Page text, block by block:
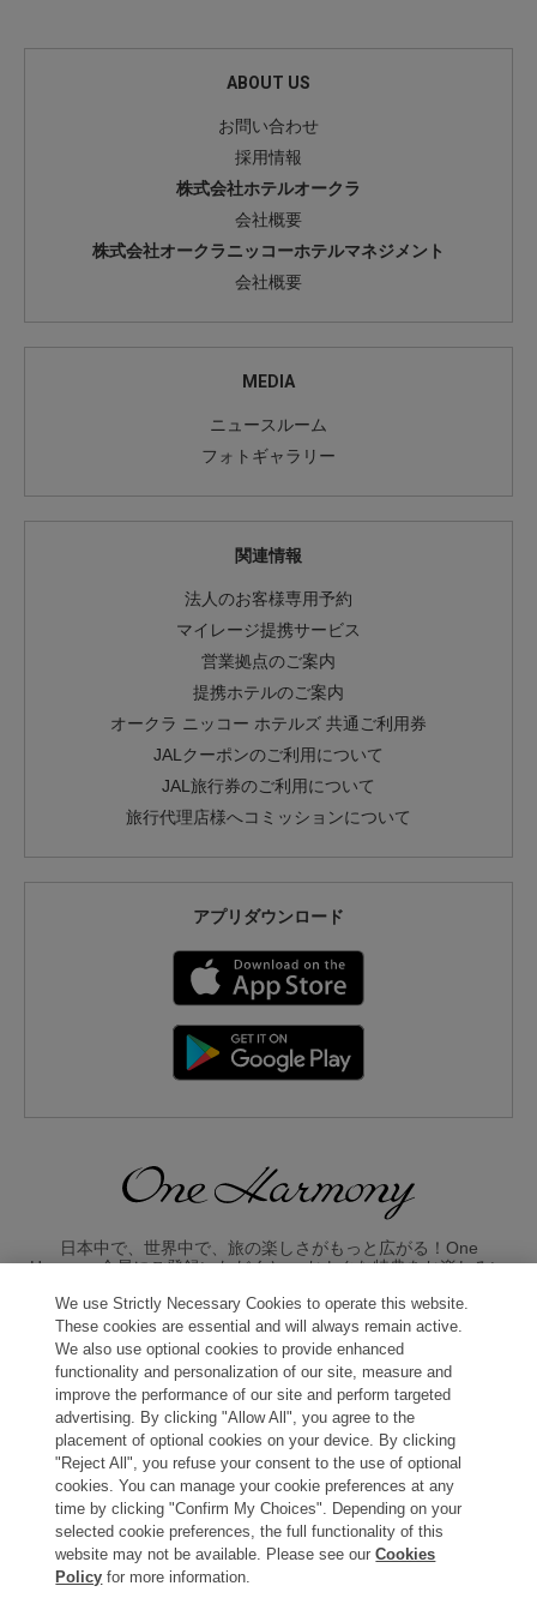
ABOUT US
お問い合わせ
採用情報
株式会社ホテルオークラ
会社概要
株式会社オークラニッコーホテルマネジメント
会社概要
MEDIA
ニュースルーム
フォトギャラリー
関連情報
法人のお客様専用予約
マイレージ提携サービス
営業拠点のご案内
提携ホテルのご案内
オークラ ニッコー ホテルズ 共通ご利用券
JALクーポンのご利用について
JAL旅行券のご利用について
旅行代理店様へコミッションについて
アプリダウンロード
日本中で、世界中で、旅の楽しさがもっと広がる！One
Harmony会員にご登録いただくと、 おトクな特典をお楽しみい
入会のお申し込みはこちら
Copyright © Okura Nikko Hotel Management Co., Ltd. All
Rights Reserved.
個人情報保護方針
We use Strictly Necessary Cookies to operate this website.
These cookies are essential and will always remain active.
We also use optional cookies to provide enhanced
functionality and personalization of our site, measure and
improve the performance of our site and perform targeted
advertising. By clicking "Allow All", you agree to the
placement of optional cookies on your device. By clicking
"Reject All", you refuse your consent to the use of optional
cookies. You can manage your cookie preferences at any
time by clicking "Confirm My Choices". Depending on your
selected cookie preferences, the full functionality of this
website may not be available. Please see ourCookies
Policy for more information.